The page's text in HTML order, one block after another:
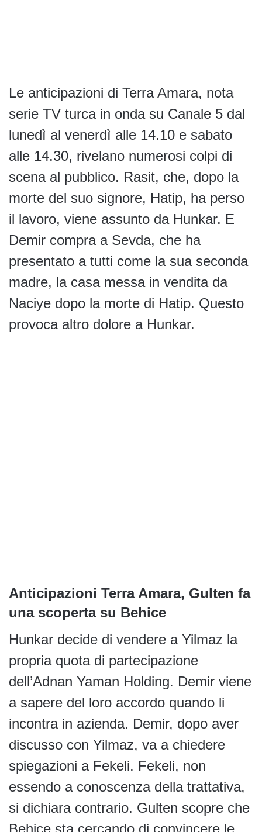
Le anticipazioni di Terra Amara, nota
serie TV turca in onda su Canale 5 dal
lunedì al venerdì alle 14.10 e sabato
alle 14.30, rivelano numerosi colpi di
scena al pubblico. Rasit, che, dopo la
morte del suo signore, Hatip, ha perso
il lavoro, viene assunto da Hunkar. E
Demir compra a Sevda, che ha
presentato a tutti come la sua seconda
madre, la casa messa in vendita da
Naciye dopo la morte di Hatip. Questo
provoca altro dolore a Hunkar.
Anticipazioni Terra Amara, Gulten fa
una scoperta su Behice
Hunkar decide di vendere a Yilmaz la
propria quota di partecipazione
dell’Adnan Yaman Holding. Demir viene
a sapere del loro accordo quando li
incontra in azienda. Demir, dopo aver
discusso con Yilmaz, va a chiedere
spiegazioni a Fekeli. Fekeli, non
essendo a conoscenza della trattativa,
si dichiara contrario. Gulten scopre che